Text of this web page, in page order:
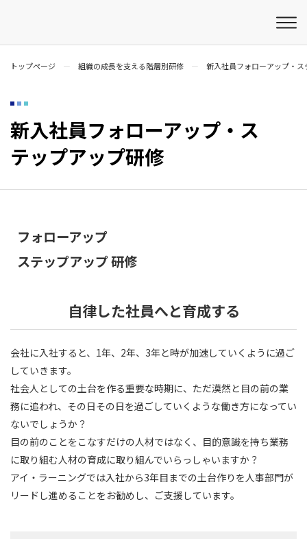
トップページ 組織の成長を支える階層別研修 新入社員フォローアップ・
新入社員フォローアップ・ス
テップアップ研修
フォローアップ
ステップアップ 研修
自律した社員へと育成する
会社に入社すると、1年、2年、3年と時が加速していくように過ご
していきます。
社会人としての土台を作る重要な時期に、ただ漠然と目の前の業
務に追われ、その日その日を過ごしていくような働き方になってい
ないでしょうか？
目の前のことをこなすだけの人材ではなく、目的意識を持ち業務
に取り組む人材の育成に取り組んでいらっしゃいますか？
アイ・ラーニングでは入社から3年目までの土台作りを人事部門が
リードし進めることをお勧めし、ご支援しています。